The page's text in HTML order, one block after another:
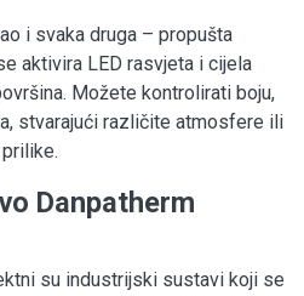
i svaka druga – propušta
aktivira LED rasvjeta i cijela
Možete kontrolirati boju,
stvarajući različite atmosfere ili
Danpatherm
su industrijski sustavi koji se